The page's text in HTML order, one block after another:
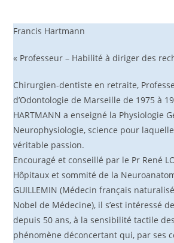
Francis Hartmann
« Professeur – Habilité à diriger des
Chirurgien-dentiste en retraite,
d’Odontologie de Marseille de 1975 à
HARTMANN a enseigné la Physiologie
Neurophysiologie, science pour
véritable passion.
Encouragé et conseillé par le Pr René
Hôpitaux et sommité de la
GUILLEMIN (Médecin français
Nobel de Médecine), il s’est intéressé
depuis 50 ans, à la sensibilité tactile
phénomène déconcertant qui, par ses